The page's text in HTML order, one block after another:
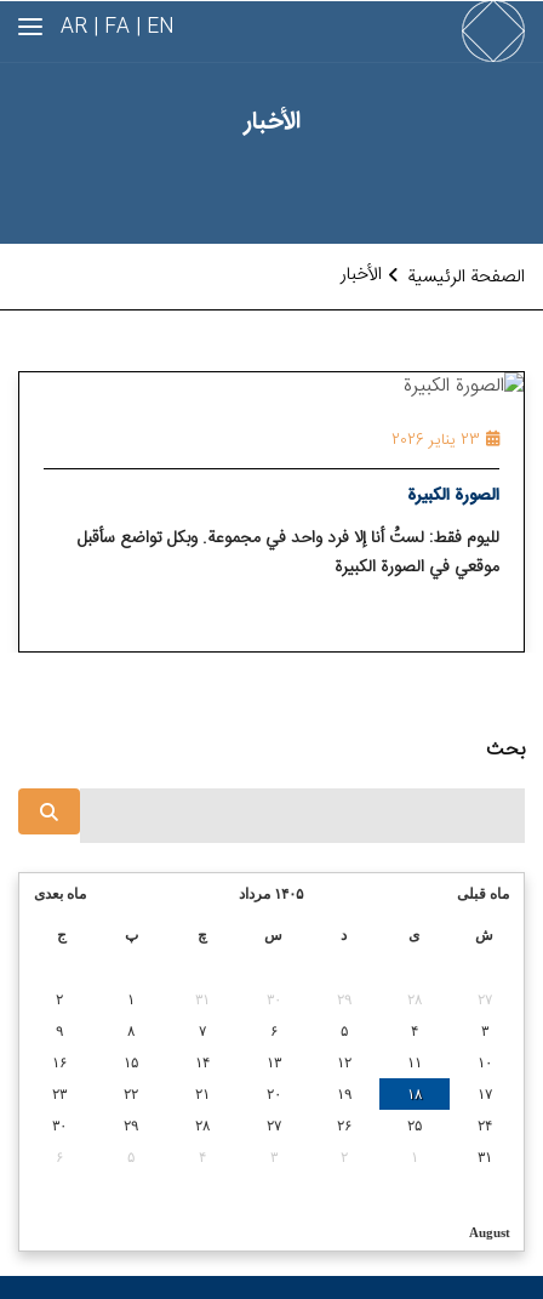
EN |
FA |
AR
الأخبار
الصفحة الرئيسية الأخبار
23 يناير 2026
الصورة الكبيرة
لليوم فقط: لستُ أنا إلا فرد واحد في مجموعة. وبكل تواضع سأقبل
موقعي في الصورة الكبيرة
بحث
ماه بعدی ۱۴۰۵ مرداد ماه قبلی
ش ی د س چ پ ج
۲۷ ۲۸ ۲۹ ۳۰ ۳۱ ۱
۲
۳
۴ ۵ ۶ ۷ ۸
۹
۱۰
۱۱ ۱۲ ۱۳ ۱۴ ۱۵
۱۶
۱۷
۱۸ ۱۹ ۲۰ ۲۱ ۲۲
۲۳
۲۴
۲۵ ۲۶ ۲۷ ۲۸ ۲۹
۳۰
۳۱
۱ ۲ ۳ ۴ ۵ ۶
August